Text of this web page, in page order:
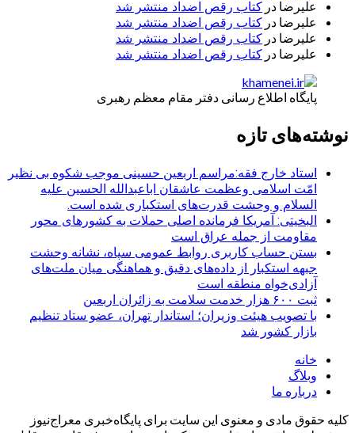
علیرضا در کتاب رقص اضداد منتشر شد
علیرضا در کتاب رقص اضداد منتشر شد
علیرضا در کتاب رقص اضداد منتشر شد
علیرضا در کتاب رقص اضداد منتشر شد
پایگاه اطلاع رسانی دفتر مقام معظم رهبری
نوشته‌های تازه
استاد خارج فقه:مراسم اربعین حسینی موجب شکوه بی نظیر
امّت اسلامی وعظمت عاشقان اباعبدالله الحسین علیه
السلام و وحشت قدرت‌های استکباری شده است.
البخیتی: آمریکا فرمانده اصلی حملات به کشورهای محور
مقاومت از جمله عراق است
بستن حساب کاربری روابط عمومی سپاه، نشانه‌ وحشت
جبهه استکبار از داده‌های دقیق و هماهنگی میان ملت‌های
آزادی‌خواه منطقه است
ثبت ۶۰۰ هزار خدمت سلامت به زائران اربعین
با تصویب هیئت وزیران؛ استاندار تهران، عضو ستاد تنظیم
بازار کشور شد
خانه
وبلاگ
درباره ما
کلیه حقوق مادی و معنوی این سایت برای پایگاه‌خبری معراج‌نیوز